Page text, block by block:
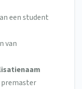
een student
van
premaster